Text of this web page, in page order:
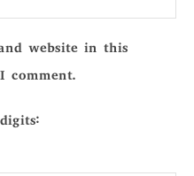
website in this